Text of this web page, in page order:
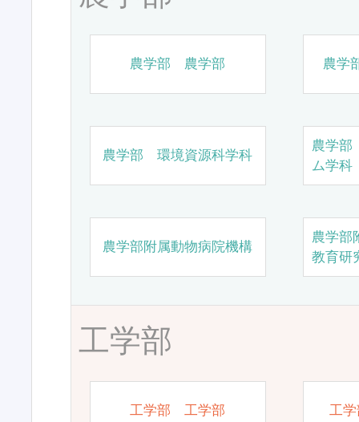
農学部 農学部 農学
農学部 環境資源科学科
農学
ム学科
農学部附属動物病院機構
農学部
教育研
工学部
工学部 工学部 工